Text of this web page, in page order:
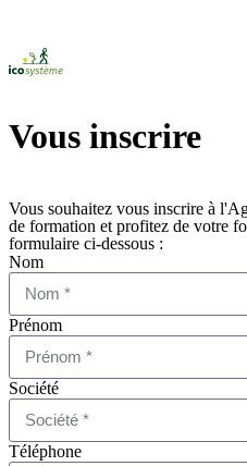
Vous inscrire
Vous souhaitez vous inscrire à
de formation et profitez de votre
formulaire ci-dessous :
Nom
Prénom
Société
Téléphone